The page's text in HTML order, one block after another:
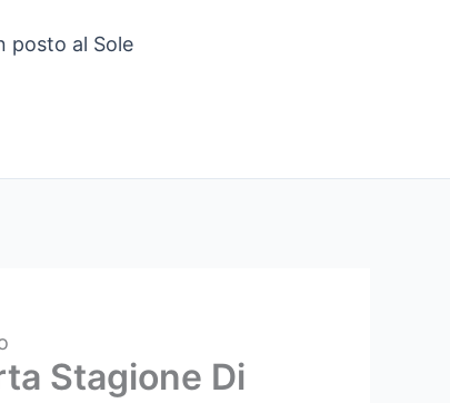
posto al Sole
Stagione Di